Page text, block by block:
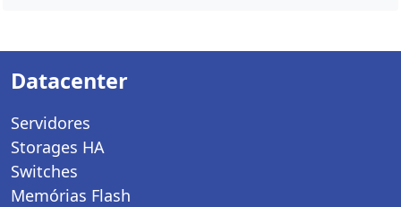
Datacenter
Servidores
Storages HA
Switches
Memórias Flash